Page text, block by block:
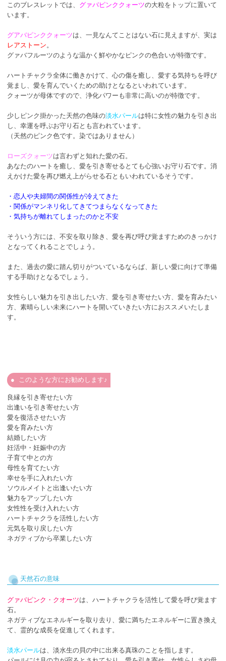
このブレスレットでは、 グァバピンククォーツの大粒をトップに置いて
います。
グアバピンククォーツは、一見なんてことはない石に見えますが、実は
レアストーン 。
グァバフルーツのような温かく鮮やかなピンクの色合いが特徴です。
ハートチャクラ全体に働きかけて、心の傷を癒し、愛する気持ちを呼び
覚まし、愛を育んでいくための助けとなるといわれています。
クォーツが母体ですので、浄化パワーも非常に高いのが特徴です。
少しピンク掛かった天然の色味の淡水パールは特に女性の魅力を引き出
し、幸運を呼ぶお守り石とも言われています。
（天然のピンク色です。染ではありません）
ローズクォーツは言わずと知れた愛の石。
あなたのハートを癒し、愛を引き寄せるとても心強いお守り石です。消
えかけた愛を再び燃え上がらせる石ともいわれているそうです。
・恋人や夫婦間の関係性が冷えてきた
・関係がマンネリ化してきてつまらなくなってきた
・気持ちが離れてしまったのかと不安
そういう方には、不安を取り除き、愛を再び呼び覚ますためのきっかけ
となってくれることでしょう。
また、過去の愛に踏ん切りがついているならば、新しい愛に向けて準備
する手助けとなるでしょう。
女性らしい魅力を引き出したい方、愛を引き寄せたい方、愛を育みたい
方、素晴らしい未来にハートを開いていきたい方におススメいたしま
す。
このような方にお勧めします♪
良縁を引き寄せたい方
出逢いを引き寄せたい方
愛を復活させたい方
愛を育みたい方
結婚したい方
妊活中・妊娠中の方
子育て中との方
母性を育てたい方
幸せを手に入れたい方
ソウルメイトと出逢いたい方
魅力をアップしたい方
女性性を受け入れたい方
ハートチャクラを活性したい方
元気を取り戻したい方
ネガティブから卒業したい方
天然石の意味
グァバピンク・クオーツは、ハートチャクラを活性して愛を呼び覚ます
石。
ネガティブなエネルギーを取り去り、愛に満ちたエネルギーに置き換え
て、霊的な成長を促進してくれます。
淡水パールは、淡水生の貝の中に出来る真珠のことを指します。